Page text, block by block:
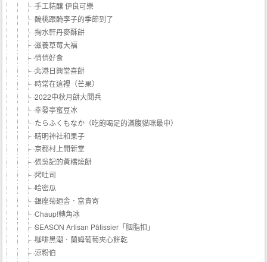
手工精釀 伊良可樂
醃桃跟醃李子的季節到了
掬水軒丹麥酥餅
滋養草莓大福
悄悄好食
北港日興堂喜餅
時常在這裡（芒果）
2022中秋月餅大閱兵
幸發亭蜜豆冰
たらふくもなか（吃飽喝足的滿腹貓咪最中）
晴明神社和果子
京都村上開新堂
張吳記的黃橋燒餅
烤吐司
哈密瓜
銀座菊廼舎．富貴寄
Chaup!轉角冰
SEASON Artisan Pâtissier「胭脂扣」
咖啡黑潮．蘭姆葡萄夾心餅乾
涼粉伯